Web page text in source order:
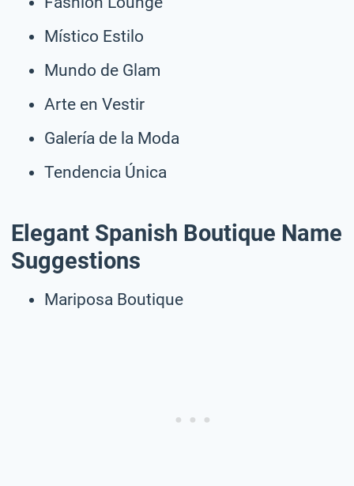
Místico Estilo
Mundo de Glam
Arte en Vestir
Galería de la Moda
Tendencia Única
Elegant Spanish Boutique Name
Suggestions
Mariposa Boutique